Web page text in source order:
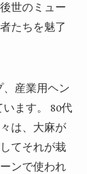
世のミュー
たちを魅了
、産業用ヘン
ます。 80代
は、大麻が
てそれが栽
ンで使われ